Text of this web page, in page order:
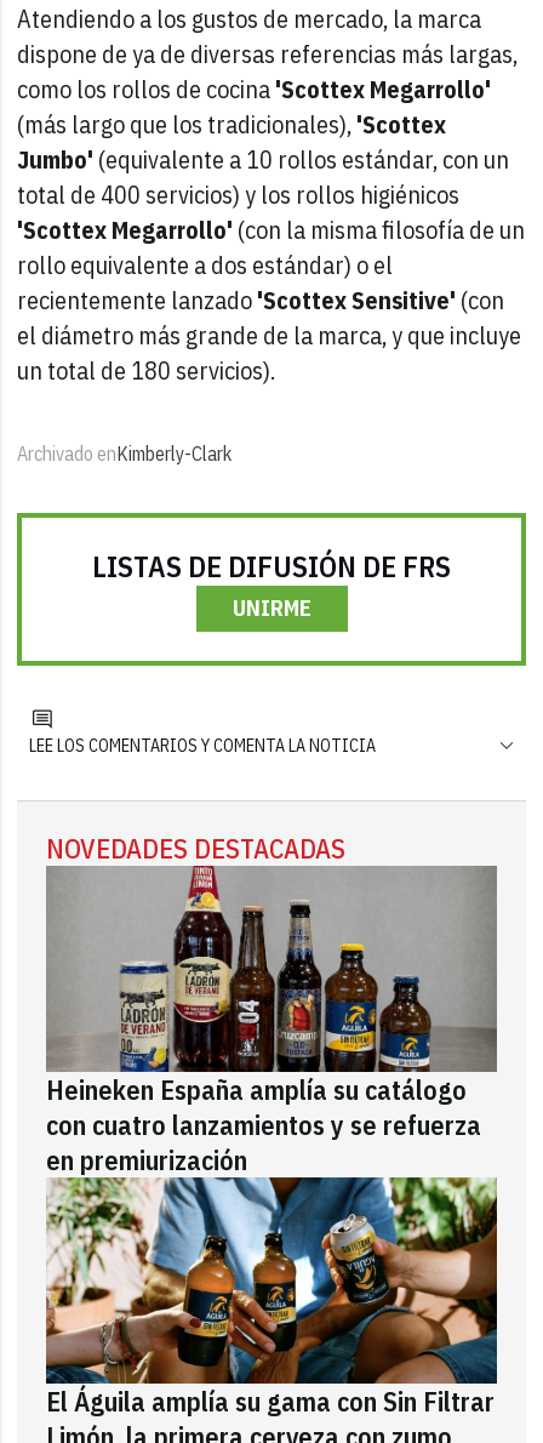
Atendiendo a los gustos de mercado, la marca
dispone de ya de diversas referencias más largas,
como los rollos de cocina'Scottex Megarrollo'
(más largo que los tradicionales),'Scottex
Jumbo' (equivalente a 10 rollos estándar, con un
total de 400 servicios) y los rollos higiénicos
'Scottex Megarrollo' (con la misma filosofía de un
rollo equivalente a dos estándar) o el
recientemente lanzado'Scottex Sensitive' (con
el diámetro más grande de la marca, y que incluye
un total de 180 servicios).
Archivado enKimberly-Clark
LISTAS DE DIFUSIÓN DE FRS
UNIRME
LEE LOS COMENTARIOS Y COMENTA LA NOTICIA
NOVEDADES DESTACADAS
Heineken España amplía su catálogo
con cuatro lanzamientos y se refuerza
en premiurización
El Águila amplía su gama con Sin Filtrar